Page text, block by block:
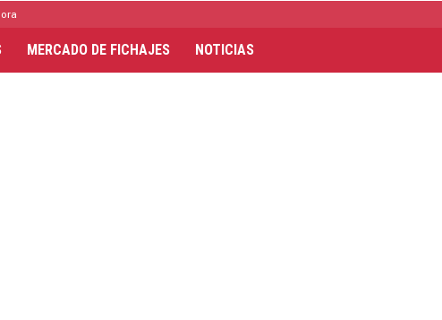
MERCADO DE FICHAJES NOTICIAS